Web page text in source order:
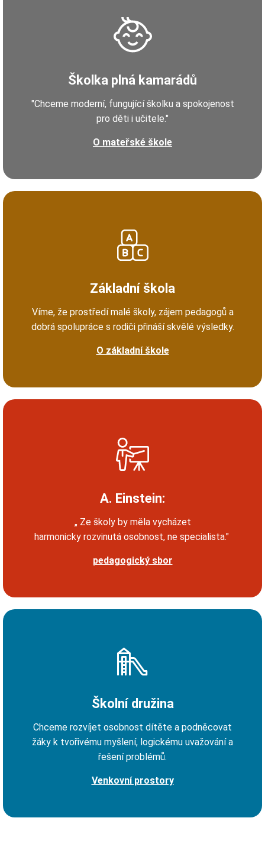
Školka plná kamarádů
"Chceme moderní, fungující školku a spokojenost
pro děti i učitele."
O mateřské škole
Základní škola
Víme, že prostředí malé školy, zájem pedagogů a
dobrá spolupráce s rodiči přináší skvělé výsledky.
O základní škole
A. Einstein:
„ Ze školy by měla vycházet
harmonicky rozvinutá osobnost, ne specialista."
pedagogický sbor
Školní družina
Chceme rozvíjet osobnost dítěte a podněcovat
žáky k tvořivému myšlení, logickému uvažování a
řešení problémů.
Venkovní prostory